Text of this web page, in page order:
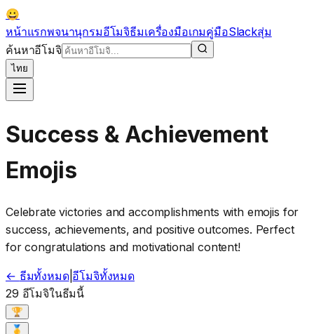
😀
หน้าแรกพจนานุกรมอีโมจิธีมเครื่องมือเกมคู่มือSlackสุ่ม
ค้นหาอีโมจิ
ไทย
Success & Achievement
Emojis
Celebrate victories and accomplishments with emojis for
success, achievements, and positive outcomes. Perfect
for congratulations and motivational content!
← ธีมทั้งหมด| อีโมจิทั้งหมด
29 อีโมจิในธีมนี้
🏆
🥇